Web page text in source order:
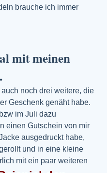
brauche ich immer
mit meinen
noch drei weitere, die
Geschenk genäht habe.
im Juli dazu
einen Gutschein von mir
ausgedruckt habe,
und in eine kleine
mit ein paar weiteren